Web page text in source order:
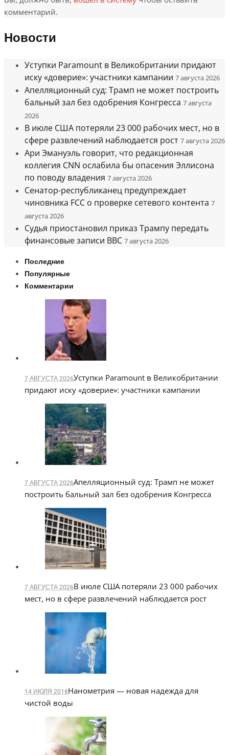
комментарий.
Новости
Уступки Paramount в Великобритании придают
иску «доверие»: участники кампании 7 августа 2026
Апелляционный суд: Трамп не может построить
бальный зал без одобрения Конгресса 7 августа
2026
В июле США потеряли 23 000 рабочих мест, но в
сфере развлечений наблюдается рост 7 августа 2026
Ари Эмануэль говорит, что редакционная
коллегия CNN ослабила бы опасения Эллисона
по поводу владения 7 августа 2026
Сенатор-республиканец предупреждает
чиновника FCC о проверке сетевого контента 7
августа 2026
Судья приостановил приказ Трампу передать
финансовые записи BBC 7 августа 2026
Последние
Популярные
Комментарии
7 АВГУСТА 2026Уступки Paramount в Великобритании
придают иску «доверие»: участники кампании
7 АВГУСТА 2026Апелляционный суд: Трамп не может
построить бальный зал без одобрения Конгресса
7 АВГУСТА 2026В июле США потеряли 23 000 рабочих
мест, но в сфере развлечений наблюдается рост
14 ИЮЛЯ 2018Нанометрия — новая надежда для
чистой воды